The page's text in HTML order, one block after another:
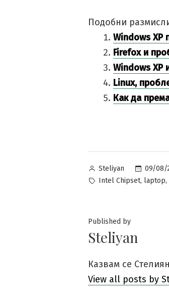
Подобни
Windows XP
Firefox и
Windows XP
Linux,
Как да
Posted
by
Steliyan 09/08/
Tags:
Intel Chipset, laptop,
Published by
Steliyan
Казвам се
View all posts by